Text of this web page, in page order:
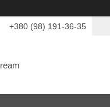
+380 (98) 191-36-35